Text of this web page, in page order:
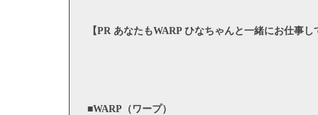
【PR あなたもWARP ひなちゃんと一緒にお仕事し
■WARP（ワープ）